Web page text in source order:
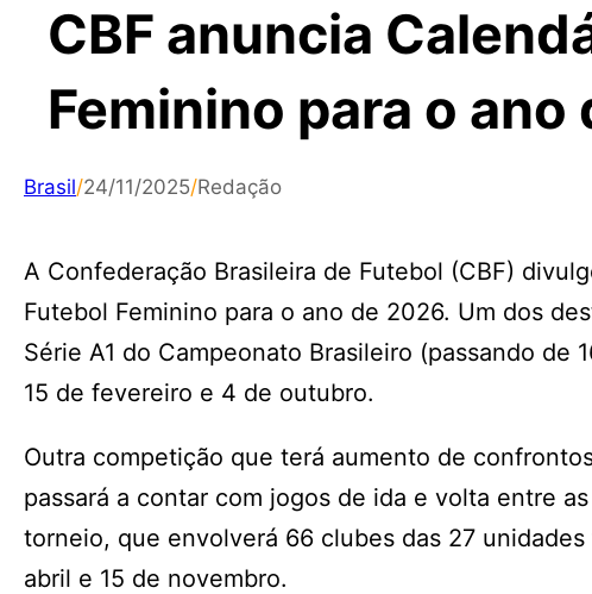
CBF anuncia
Feminino para o ano
Brasil/24/11/2025/Redação
A Confederação Brasileira de Futebol (CBF)
Futebol Feminino para o ano de 2026. Um dos
Série A1 do Campeonato Brasileiro (passando
15 de fevereiro e 4 de outubro.
Outra competição que terá aumento de
passará a contar com jogos de ida e volta entre
torneio, que envolverá 66 clubes das 27
abril e 15 de novembro.